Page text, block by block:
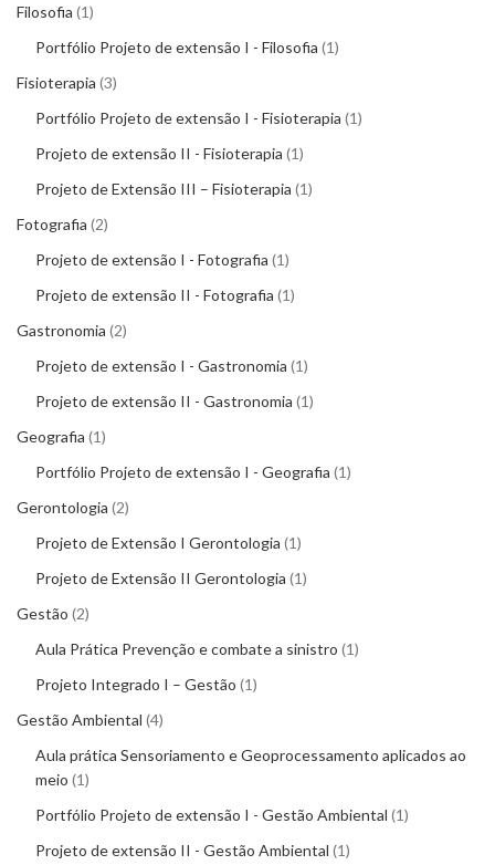
Filosofia 1
Portfólio Projeto de extensão I - Filosofia 1
Fisioterapia 3
Portfólio Projeto de extensão I - Fisioterapia 1
Projeto de extensão II - Fisioterapia 1
Projeto de Extensão III – Fisioterapia 1
Fotografia 2
Projeto de extensão I - Fotografia 1
Projeto de extensão II - Fotografia 1
Gastronomia 2
Projeto de extensão I - Gastronomia 1
Projeto de extensão II - Gastronomia 1
Geografia 1
Portfólio Projeto de extensão I - Geografia 1
Gerontologia 2
Projeto de Extensão I Gerontologia 1
Projeto de Extensão II Gerontologia 1
Gestão 2
Aula Prática Prevenção e combate a sinistro 1
Projeto Integrado I – Gestão 1
Gestão Ambiental 4
Aula prática Sensoriamento e Geoprocessamento aplicados ao
meio 1
Portfólio Projeto de extensão I - Gestão Ambiental 1
Projeto de extensão II - Gestão Ambiental 1